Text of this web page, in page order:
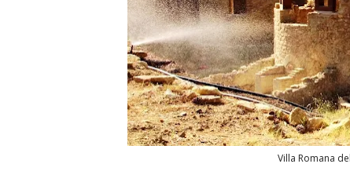
Villa Romana